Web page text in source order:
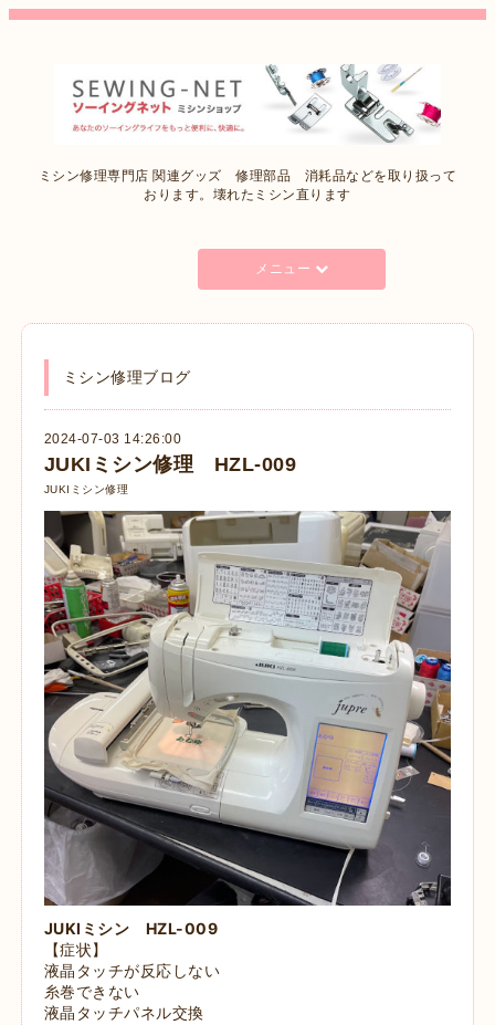
ミシン修理専門店 関連グッズ 修理部品 消耗品などを取り扱って
おります。壊れたミシン直ります
メニュー
ミシン修理ブログ
2024-07-03 14:26:00
JUKIミシン修理 HZL-009
JUKIミシン修理
JUKIミシン HZL-009
【症状】
液晶タッチが反応しない
糸巻できない
液晶タッチパネル交換